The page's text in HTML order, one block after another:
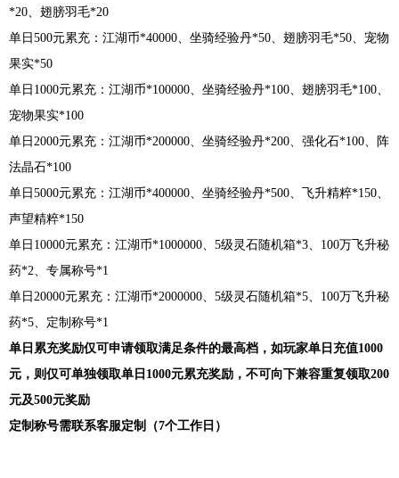
*20、翅膀羽毛*20
单日500元累充：江湖币*40000、坐骑经验丹*50、翅膀羽毛*50、宠物
果实*50
单日1000元累充：江湖币*100000、坐骑经验丹*100、翅膀羽毛*100、
宠物果实*100
单日2000元累充：江湖币*200000、坐骑经验丹*200、强化石*100、阵
法晶石*100
单日5000元累充：江湖币*400000、坐骑经验丹*500、飞升精粹*150、
声望精粹*150
单日10000元累充：江湖币*1000000、5级灵石随机箱*3、100万飞升秘
药*2、专属称号*1
单日20000元累充：江湖币*2000000、5级灵石随机箱*5、100万飞升秘
药*5、定制称号*1
单日累充奖励仅可申请领取满足条件的最高档，如玩家单日充值1000
元，则仅可单独领取单日1000元累充奖励，不可向下兼容重复领取200
元及500元奖励
定制称号需联系客服定制（7个工作日）